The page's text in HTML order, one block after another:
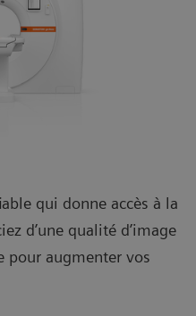
qui donne accès à la
d’une qualité d’image
pour augmenter vos